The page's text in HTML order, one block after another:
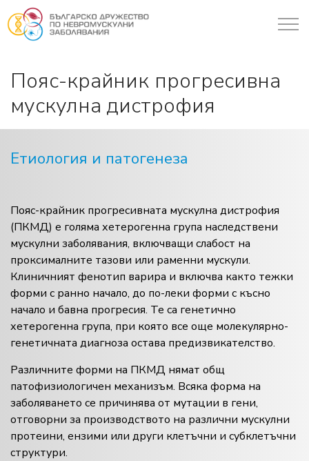
Пояс-крайник прогресивна
мускулна дистрофия
Етиология и патогенеза
Пояс-крайник прогресивната мускулна дистрофия
(ПКМД) е голяма хетерогенна група наследствени
мускулни заболявания, включващи слабост на
проксималните тазови или раменни мускули.
Клиничният фенотип варира и включва както тежки
форми с ранно начало, до по-леки форми с късно
начало и бавна прогресия. Те са генетично
хетерогенна група, при която все още молекулярно-
генетичната диагноза остава предизвикателство.
Различните форми на ПКМД нямат общ
патофизиологичен механизъм. Всяка форма на
заболяването се причинява от мутации в гени,
отговорни за производството на различни мускулни
протеини, ензими или други клетъчни и субклетъчни
структури.